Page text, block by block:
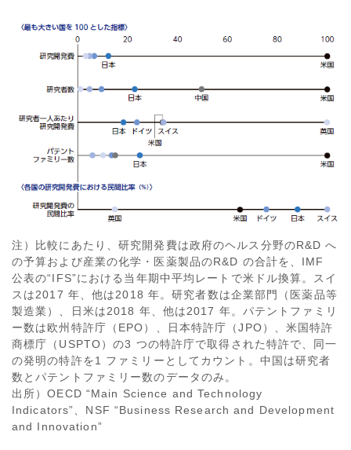
注）比較にあたり、研究開発費は政府のヘルス分野のR&D へ
の予算および産業の化学・医薬製品のR&D の合計を、IMF
公表の“IFS”における当年期中平均レートで米ドル換算。スイ
スは2017 年、他は2018 年。研究者数は企業部門（医薬品等
製造業）、日米は2018 年、他は2017 年。パテントファミリ
ー数は欧州特許庁（EPO）、日本特許庁（JPO）、米国特許
商標庁（USPTO）の3 つの特許庁で取得された特許で、同一
の発明の特許を1 ファミリーとしてカウント。中国は研究者
数とパテントファミリー数のデータのみ。
出所）OECD “Main Science and Technology
Indicators”、NSF “Business Research and Development
and Innovation”